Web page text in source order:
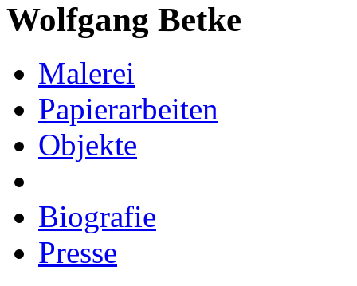
Wolfgang Betke
Malerei
Papierarbeiten
Objekte
Biografie
Presse